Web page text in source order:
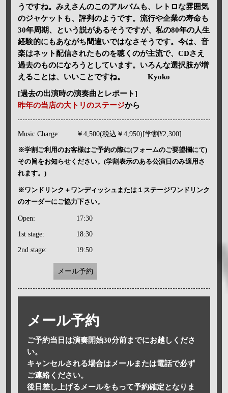
うですね。みえさんのこのアルバムも、レトロな雰囲気
のジャケットも、評判のようです。流行や企業の寿命も
30年周期、という説があるそうですが、私の80年の人生
経験的にもあながち間違いではなさそうです。今は、音
楽はネット配信されたものを聴くのが主流で、CDさえ
過去のものになろうとしています。いろんな選択肢が増
えることは、いいことですね。 Kyoko
[過去の出演時の演奏曲とレポート]
昨年の当店の大トリのステージから
Music Charge: ￥4,500(税込￥4,950)[学割¥2,300]
※学割ご利用のお客様はご予約の際に(フォームのご要望欄にて)
その旨をお知らせください。(学割表示のある公演日のみ適用さ
れます。)
※ワンドリンク＋ワンディッシュまたは１ステージワンドリンク
のオーダーにご協力下さい。
Open: 17:30
1st stage: 18:30
2nd stage: 19:50
メール予約
メール予約
ご予約当日は演奏開始30分前までにお越しくださ
い。
キャンセルされる場合はメールまたは電話で必ず
ご連絡ください。
後日差し上げるメールをもって予約確定となりま